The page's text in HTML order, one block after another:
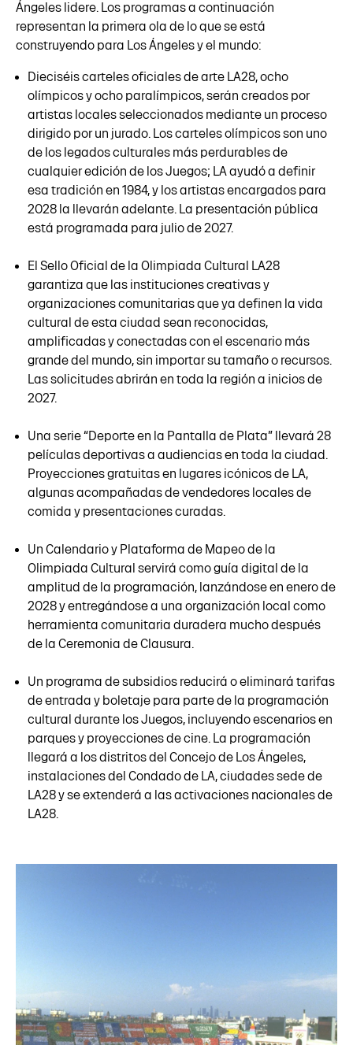
Ángeles lidere. Los programas a continuación
representan la primera ola de lo que se está
construyendo para Los Ángeles y el mundo:
Dieciséis carteles oficiales de arte LA28, ocho
olímpicos y ocho paralímpicos, serán creados por
artistas locales seleccionados mediante un proceso
dirigido por un jurado. Los carteles olímpicos son uno
de los legados culturales más perdurables de
cualquier edición de los Juegos; LA ayudó a definir
esa tradición en 1984, y los artistas encargados para
2028 la llevarán adelante. La presentación pública
está programada para julio de 2027.
El Sello Oficial de la Olimpiada Cultural LA28
garantiza que las instituciones creativas y
organizaciones comunitarias que ya definen la vida
cultural de esta ciudad sean reconocidas,
amplificadas y conectadas con el escenario más
grande del mundo, sin importar su tamaño o recursos.
Las solicitudes abrirán en toda la región a inicios de
2027.
Una serie “Deporte en la Pantalla de Plata” llevará 28
películas deportivas a audiencias en toda la ciudad.
Proyecciones gratuitas en lugares icónicos de LA,
algunas acompañadas de vendedores locales de
comida y presentaciones curadas.
Un Calendario y Plataforma de Mapeo de la
Olimpiada Cultural servirá como guía digital de la
amplitud de la programación, lanzándose en enero de
2028 y entregándose a una organización local como
herramienta comunitaria duradera mucho después
de la Ceremonia de Clausura.
Un programa de subsidios reducirá o eliminará tarifas
de entrada y boletaje para parte de la programación
cultural durante los Juegos, incluyendo escenarios en
parques y proyecciones de cine. La programación
llegará a los distritos del Concejo de Los Ángeles,
instalaciones del Condado de LA, ciudades sede de
LA28 y se extenderá a las activaciones nacionales de
LA28.